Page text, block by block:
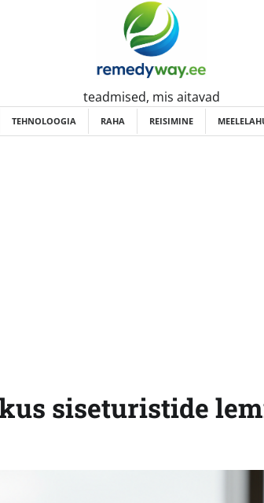
teadmised, mis aitavad
TEHNOLOOGIA RAHA REISIMINE
siseturistide